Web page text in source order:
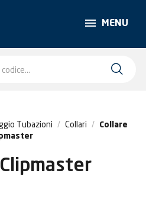
MENU
Tubazioni Collari
Collare